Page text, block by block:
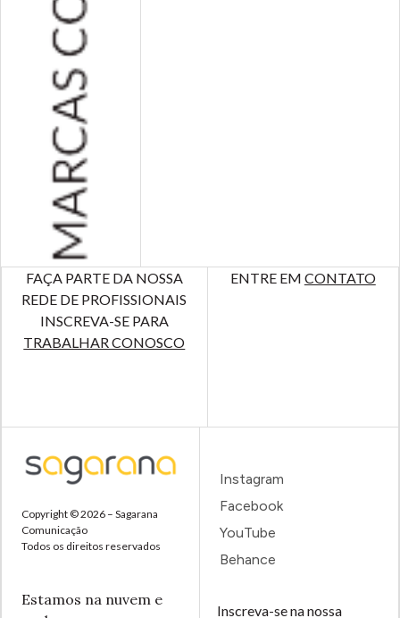
FAÇA PARTE DA NOSSA
REDE DE PROFISSIONAIS
INSCREVA-SE PARA
TRABALHAR CONOSCO
ENTRE EM CONTATO
Copyright © 2026 – Sagarana
Comunicação
Todos os direitos reservados
Estamos na nuvem e
Instagram
Facebook
YouTube
Behance
Inscreva-se na nossa